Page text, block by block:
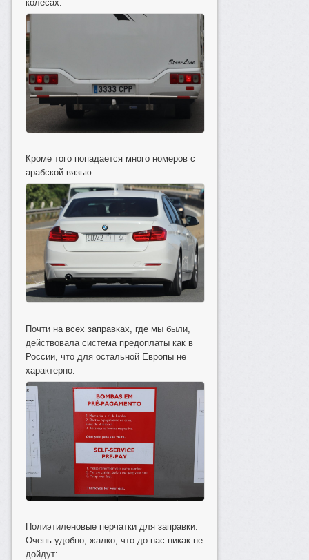
колесах:
Кроме того попадается много номеров с
арабской вязью:
Почти на всех заправках, где мы были,
действовала система предоплаты как в
России, что для остальной Европы не
характерно:
Полиэтиленовые перчатки для заправки.
Очень удобно, жалко, что до нас никак не
дойдут: